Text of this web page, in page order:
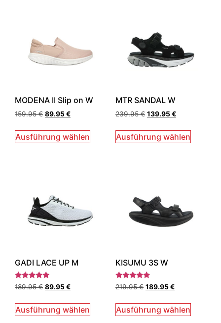
MODENA II Slip on W
159.95€ 89.95€
Ausführung wählen
MTR SANDAL W
239.95€ 139.95€
Ausführung wählen
GADI LACE UP M
Bewertet
mit
von 5
189.95€ 89.95€
Ausführung wählen
KISUMU 3S W
Bewertet
mit
von 5
219.95€ 189.95€
Ausführung wählen